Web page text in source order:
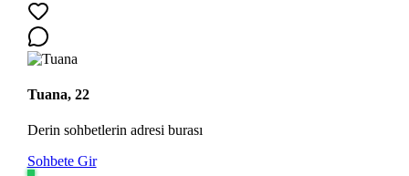
Tuana, 22
Derin sohbetlerin adresi burası
Sohbete Gir